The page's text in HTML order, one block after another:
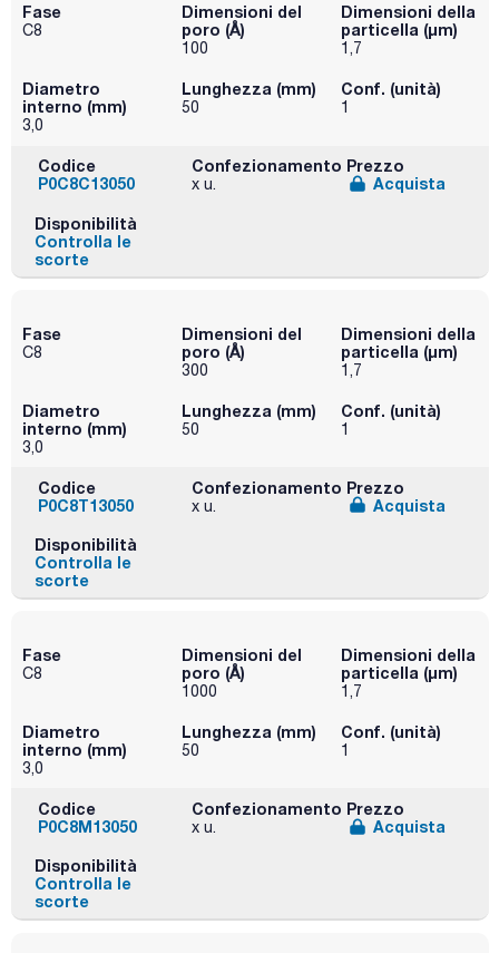
Fase
C8
Dimensioni del
poro (Å)
100
Dimensioni della
particella (μm)
1,7
Diametro
interno (mm)
3,0
Lunghezza (mm)
50
Conf. (unità)
1
Codice
P0C8C13050
Confezionamento
x u.
Prezzo
Acquista
Disponibilità
Controlla le
scorte
Fase
C8
Dimensioni del
poro (Å)
300
Dimensioni della
particella (μm)
1,7
Diametro
interno (mm)
3,0
Lunghezza (mm)
50
Conf. (unità)
1
Codice
P0C8T13050
Confezionamento
x u.
Prezzo
Acquista
Disponibilità
Controlla le
scorte
Fase
C8
Dimensioni del
poro (Å)
1000
Dimensioni della
particella (μm)
1,7
Diametro
interno (mm)
3,0
Lunghezza (mm)
50
Conf. (unità)
1
Codice
P0C8M13050
Confezionamento
x u.
Prezzo
Acquista
Disponibilità
Controlla le
scorte